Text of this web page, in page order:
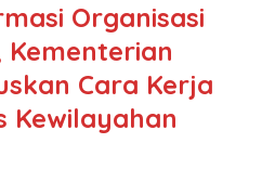
Organisasi
Kementerian
Cara Kerja
Kewilayahan